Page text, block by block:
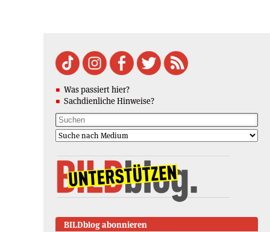
Was passiert hier?
Sachdienliche Hinweise?
BILDblog abonnieren